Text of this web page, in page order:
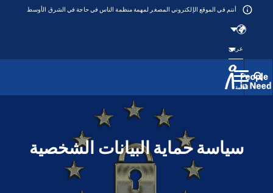
أنتم في الموقع الإلكتروني المصغر لمهمة منظمة الناس في حاجة في الشرق الأوسط
عربي
القائمة
سياسة حماية البيانات الشخصية